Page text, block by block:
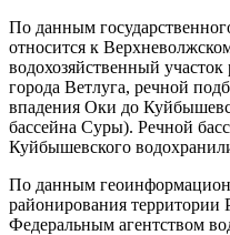
По данным
относится к
водохозяйственный
города Ветлуга, речной
впадения Оки до
бассейна Суры). Речной
Куйбышевского
По данным
районирования территории
Федеральным агентством